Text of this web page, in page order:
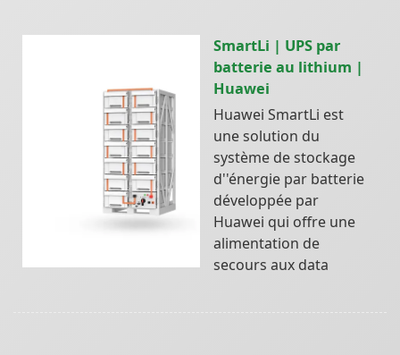
SmartLi | UPS par
batterie au lithium |
Huawei
Huawei SmartLi est
une solution du
système de stockage
d''énergie par batterie
développée par
Huawei qui offre une
alimentation de
secours aux data